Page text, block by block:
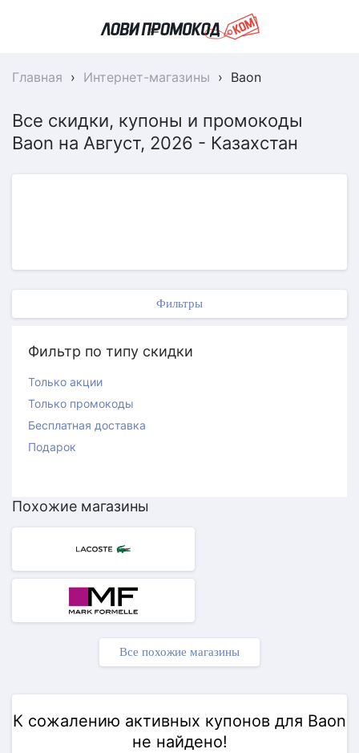
Главная › Интернет-магазины › Baon
Все скидки, купоны и промокоды
Baon на Август, 2026 - Казахстан
Фильтры
Фильтр по типу скидки
Только акции
Только промокоды
Бесплатная доставка
Подарок
Похожие магазины
Все похожие магазины
К сожалению активных купонов для Baon
не найдено!